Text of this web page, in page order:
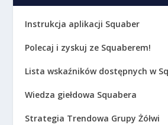
Instrukcja aplikacji Squaber
Polecaj i zyskuj ze Squaberem!
Lista wskaźników dostępnych w
Wiedza giełdowa Squabera
Strategia Trendowa Grupy Żółwi